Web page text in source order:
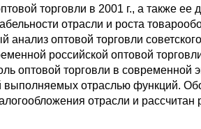
торговли в 2001 г., а также
отрасли и роста
анализ оптовой торговли
российской оптовой
оптовой торговли в
выполняемых отраслью функций.
отрасли и